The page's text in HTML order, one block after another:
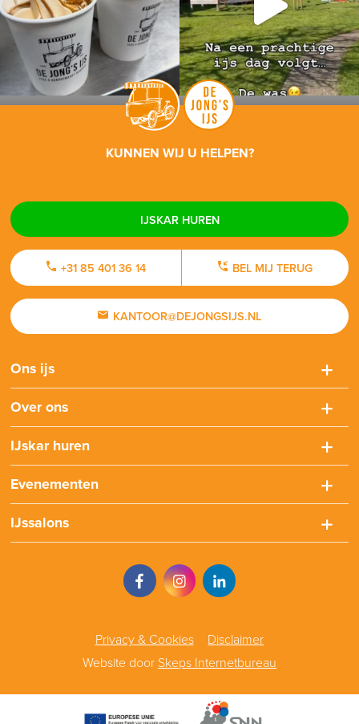
KUNNEN WIJ U HELPEN?
IJSKAR HUREN
+31 85 401 36 14 BEL MIJ TERUG
KANTOOR@DEJONGSIJS.NL
Ons ijs
Over ons
IJskar huren
Evenementen
IJssalons
Privacy & Cookies
Disclaimer
Website door Skeps Internetbureau